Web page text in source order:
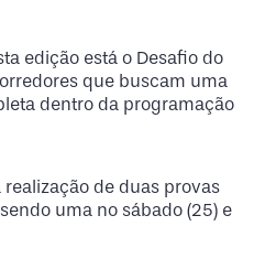
edição está o Desafio do
que buscam uma
dentro da programação
de duas provas
uma no sábado (25) e